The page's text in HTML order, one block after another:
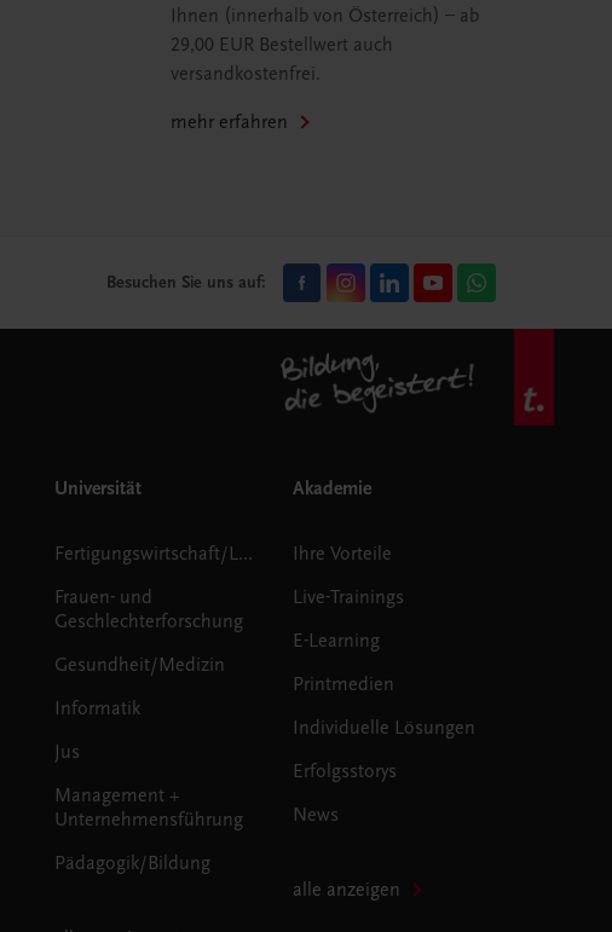
Ihnen (innerhalb von Österreich) – ab
29,00 EUR Bestellwert auch
versandkostenfrei.
mehr erfahren
Besuchen Sie uns auf:
Universität
Fertigungswirtschaft/Logistik
Frauen- und
Geschlechterforschung
Gesundheit/Medizin
Informatik
Jus
Management +
Unternehmensführung
Pädagogik/Bildung
Akademie
Ihre Vorteile
Live-Trainings
E-Learning
Printmedien
Individuelle Lösungen
Erfolgsstorys
News
alle anzeigen